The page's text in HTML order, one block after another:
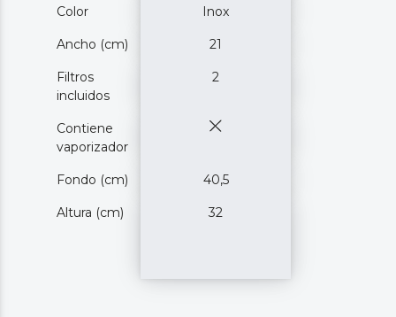
Color Inox
Ancho (cm) 21
Filtros
incluidos
2
Contiene
vaporizador
Fondo (cm) 40,5
Altura (cm) 32